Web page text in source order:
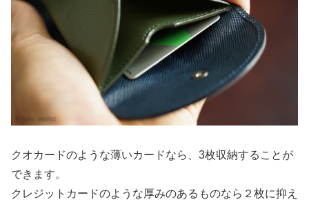
クオカードのような薄いカードなら、3枚収納することが
できます。
クレジットカードのような厚みのあるものなら２枚に抑え